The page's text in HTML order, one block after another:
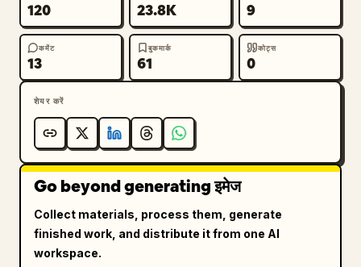
120 23.8K 9
कमेंट
13
बुकमार्क
61
कोट्स
0
शेयर करें
Go beyond generating इमेज
Collect materials, process them, generate
finished work, and distribute it from one AI
workspace.